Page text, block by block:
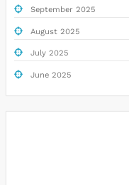
September 2025
August 2025
July 2025
June 2025